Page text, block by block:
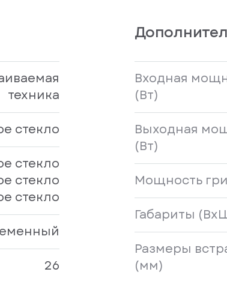
техника
стекло
стекло
стекло
стекло
26
Входная
(Вт)
Выходная
(Вт)
Мощность
Габариты
Размеры
(мм)